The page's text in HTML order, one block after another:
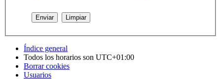
Índice general
Todos los horarios son UTC+01:00
Borrar cookies
Usuarios